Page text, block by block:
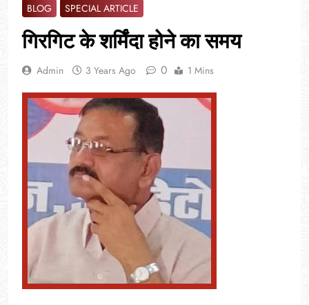
BLOG SPECIAL ARTICLE
गिरगिट के शर्मिंदा होने का समय
Admin 3 Years Ago 0 1 Mins